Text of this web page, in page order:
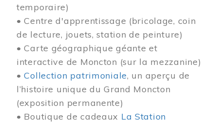
temporaire)
• Centre d'apprentissage (bricolage, coin
de lecture, jouets, station de peinture)
• Carte géographique géante et
interactive de Moncton (sur la mezzanine)
•Collection patrimoniale, un aperçu de
l’histoire unique du Grand Moncton
(exposition permanente)
• Boutique de cadeaux La Station